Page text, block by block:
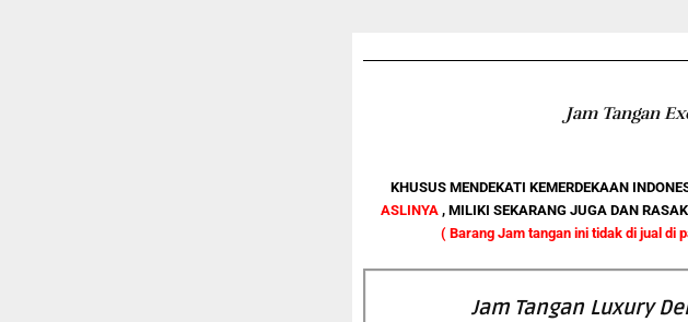
Jam Tangan
KHUSUS MENDEKATI KEMERDEKAAN
ASLINYA , MILIKI SEKARANG JUGA DAN
( Barang Jam tangan ini tidak di jual di
Jam Tangan Luxury